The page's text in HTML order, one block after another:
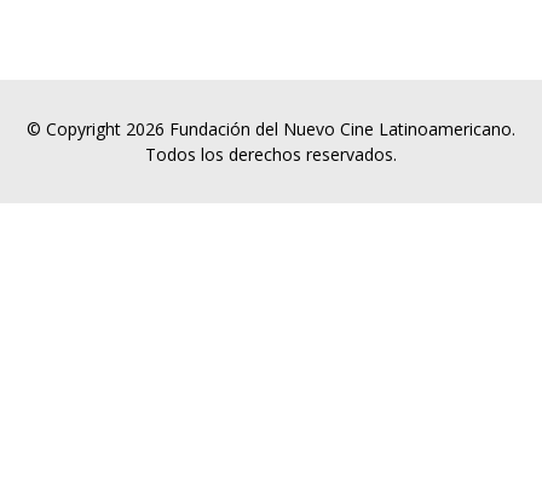
© Copyright 2026 Fundación del Nuevo Cine Latinoamericano.
Todos los derechos reservados.